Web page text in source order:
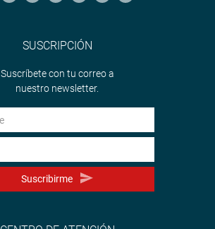
SUSCRIPCIÓN
Suscríbete con tu correo a
nuestro newsletter.
Suscribirme